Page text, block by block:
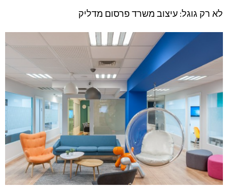
לא רק גוגל: עיצוב משרד פרסום מדליק